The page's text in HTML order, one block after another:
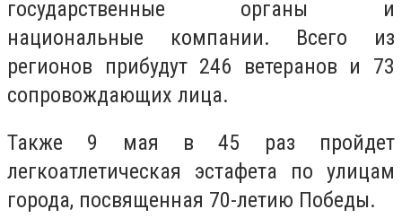
государственные органы и
национальные компании. Всего из
регионов прибудут 246 ветеранов и 73
сопровождающих лица.
Также 9 мая в 45 раз пройдет
легкоатлетическая эстафета по улицам
города, посвященная 70-летию Победы.